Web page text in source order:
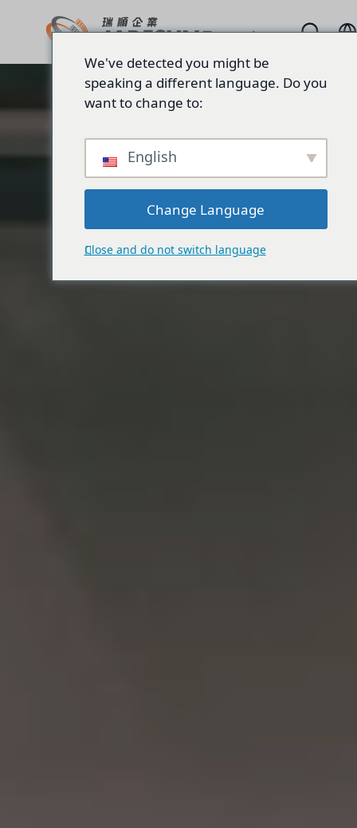
We've detected you might be
speaking a different language. Do you
want to change to:
English
Change Language
Close and do not switch language